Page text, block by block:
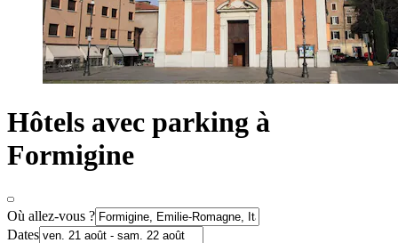
Hôtels avec parking à
Formigine
Où allez-vous ?
Dates